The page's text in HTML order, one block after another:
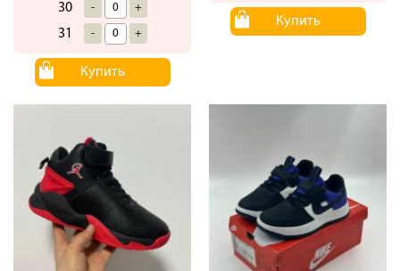
30 - +
31 - +
Купить
Купить